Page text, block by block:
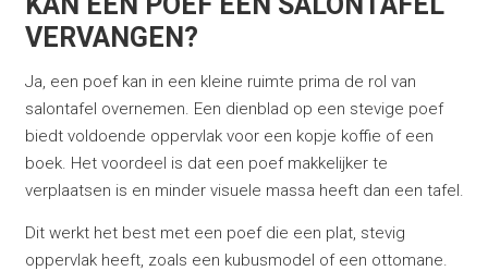
VERVANGEN?
Ja, een poef kan in een kleine ruimte prima de rol van
salontafel overnemen. Een dienblad op een stevige poef
biedt voldoende oppervlak voor een kopje koffie of een
boek. Het voordeel is dat een poef makkelijker te
verplaatsen is en minder visuele massa heeft dan een tafel.
Dit werkt het best met een poef die een plat, stevig
oppervlak heeft, zoals een kubusmodel of een ottomane.